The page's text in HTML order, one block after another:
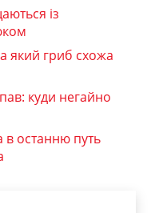
із
який гриб схожа
куди негайно
останню путь